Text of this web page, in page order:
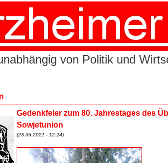
von Politik und
Gedenkfeier zum 80. Jahrestages des
Sowjetunion
(23.06.2021 - 12:24)